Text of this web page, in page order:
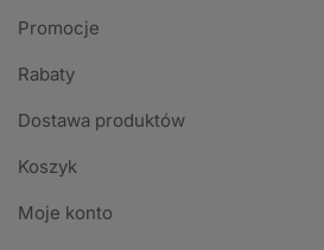
Promocje
Rabaty
Dostawa produktów
Koszyk
Moje konto